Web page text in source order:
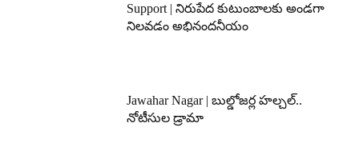
Support | నిరుపేద కుటుంబాలకు అండగా
నిలవడం అభినందనీయం
Jawahar Nagar | బుల్డోజర్ల హల్చల్..
నోటీసుల డ్రామా